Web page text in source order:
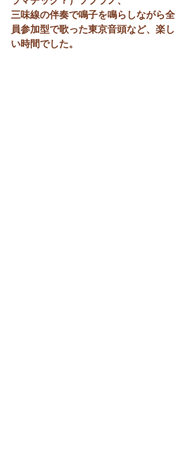
三味線の伴奏で鳴子を鳴らしながら全
員参加型で歌った東京音頭など、楽し
い時間でした。